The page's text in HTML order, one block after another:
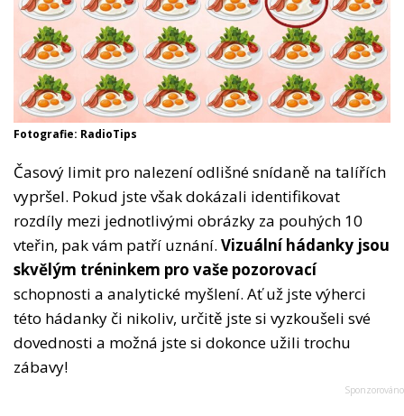
Fotografie: RadioTips
Časový limit pro nalezení odlišné snídaně na talířích
vypršel. Pokud jste však dokázali identifikovat
rozdíly mezi jednotlivými obrázky za pouhých 10
vteřin, pak vám patří uznání. Vizuální hádanky jsou
skvělým tréninkem pro vaše pozorovací
schopnosti a analytické myšlení. Ať už jste výherci
této hádanky či nikoliv, určitě jste si vyzkoušeli své
dovednosti a možná jste si dokonce užili trochu
zábavy!